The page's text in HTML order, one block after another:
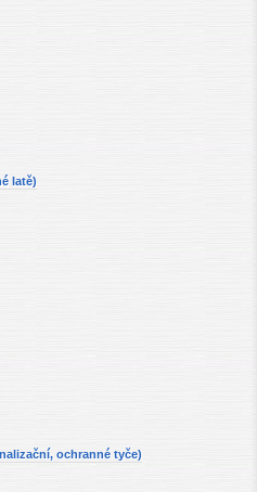
latě)
ochranné tyče)